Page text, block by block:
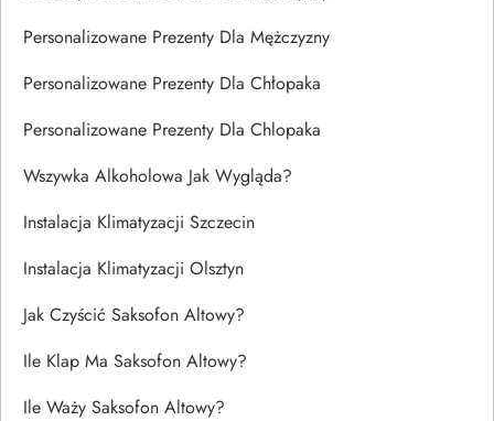
Personalizowane Prezenty Dla Mężczyzny
Personalizowane Prezenty Dla Chłopaka
Personalizowane Prezenty Dla Chlopaka
Wszywka Alkoholowa Jak Wygląda?
Instalacja Klimatyzacji Szczecin
Instalacja Klimatyzacji Olsztyn
Jak Czyścić Saksofon Altowy?
Ile Klap Ma Saksofon Altowy?
Ile Waży Saksofon Altowy?